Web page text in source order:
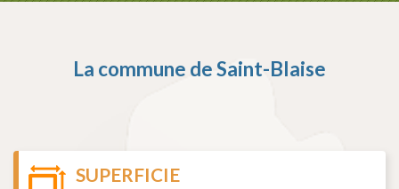
La commune deSaint-Blaise
SUPERFICIE